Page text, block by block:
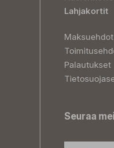
Lahjakortit
Maksuehdot
Palautukset
Seuraa